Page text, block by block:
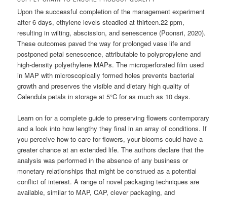
Upon the successful completion of the management experiment
after 6 days, ethylene levels steadied at thirteen.22 ppm,
resulting in wilting, abscission, and senescence (Poonsri, 2020).
These outcomes paved the way for prolonged vase life and
postponed petal senescence, attributable to polypropylene and
high-density polyethylene MAPs. The microperforated film used
in MAP with microscopically formed holes prevents bacterial
growth and preserves the visible and dietary high quality of
Calendula petals in storage at 5°C for as much as 10 days.
Learn on for a complete guide to preserving flowers contemporary
and a look into how lengthy they final in an array of conditions. If
you perceive how to care for flowers, your blooms could have a
greater chance at an extended life. The authors declare that the
analysis was performed in the absence of any business or
monetary relationships that might be construed as a potential
conflict of interest. A range of novel packaging techniques are
available, similar to MAP, CAP, clever packaging, and